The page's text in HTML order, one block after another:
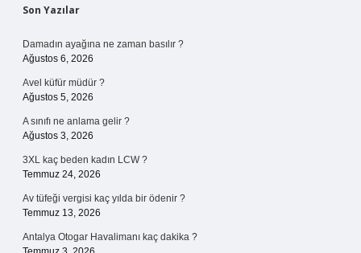
Sidebar
Son Yazılar
Damadın ayağına ne zaman basılır ?
Ağustos 6, 2026
Avel küfür müdür ?
Ağustos 5, 2026
A sınıfı ne anlama gelir ?
Ağustos 3, 2026
3XL kaç beden kadın LCW ?
Temmuz 24, 2026
Av tüfeği vergisi kaç yılda bir ödenir ?
Temmuz 13, 2026
Antalya Otogar Havalimanı kaç dakika ?